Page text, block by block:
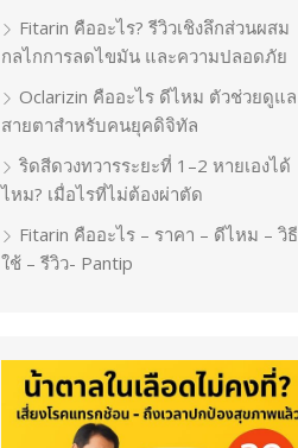
Fitarin คืออะไร? รีวิวเชิงลึกส่วนผสม
กลไกการลดไขมัน และความปลอดภัย
Oclarizin คืออะไร ดีไหม ตัวช่วยดูแล
สายตาสำหรับคนยุคดิจิทัล
ริดสีดวงทวารระยะที่ 1–2 หายเองได้
ไหม? เมื่อไรที่ไม่ต้องผ่าตัด
Fitarin คืออะไร – ราคา – ดีไหม – วิธี
ใช้ – รีวิว- Pantip